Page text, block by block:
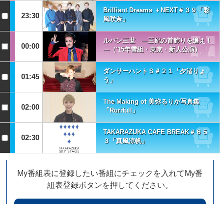
23:30
Brilliant Dreams ＋NEXT＃３９「彩
風咲奈」
00:00
ルパン三世 ―王妃の首飾りを追え！
―（'15年雪組・東京・新人公演）
01:45
ダンサーハントＳ＃２１「夕渚りょ
う」
02:00
The Making of 美弥るりか写真集
「Rurifull」
02:30
TAKARAZUKA CAFE BREAK＃６５
３「真風涼帆」
My番組表に登録したい番組にチェックを入れてMy番
組表登録ボタンを押してください。